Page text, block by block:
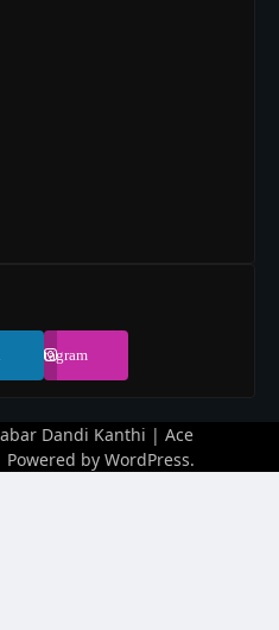
Instagram
Dandi Kanthi | Ace
Powered by WordPress.